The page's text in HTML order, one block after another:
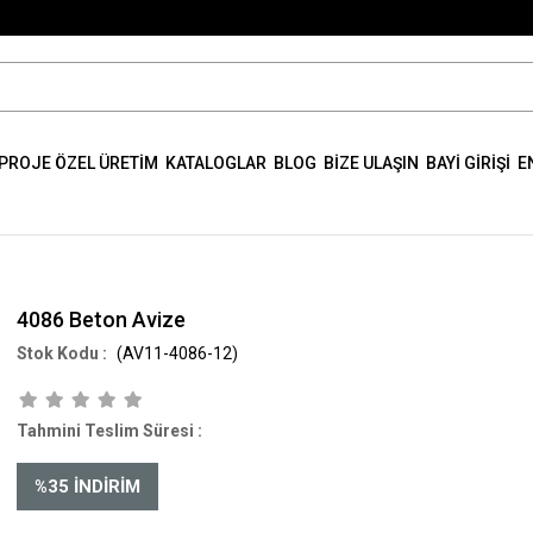
ÖZEL ÜRETİM KATALOGLAR BLOG BİZE ULAŞIN BAYİ GİRİŞİ
4086 Beton Avize
(AV11-4086-12)
Tahmini Teslim Süresi :
%35 İNDIRIM